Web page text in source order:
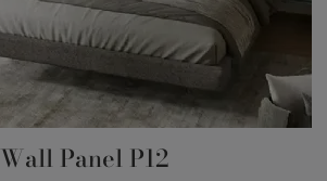
Wall Panel P12